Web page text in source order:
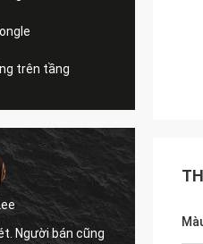
trên tầng
bán cũng
chất lượng